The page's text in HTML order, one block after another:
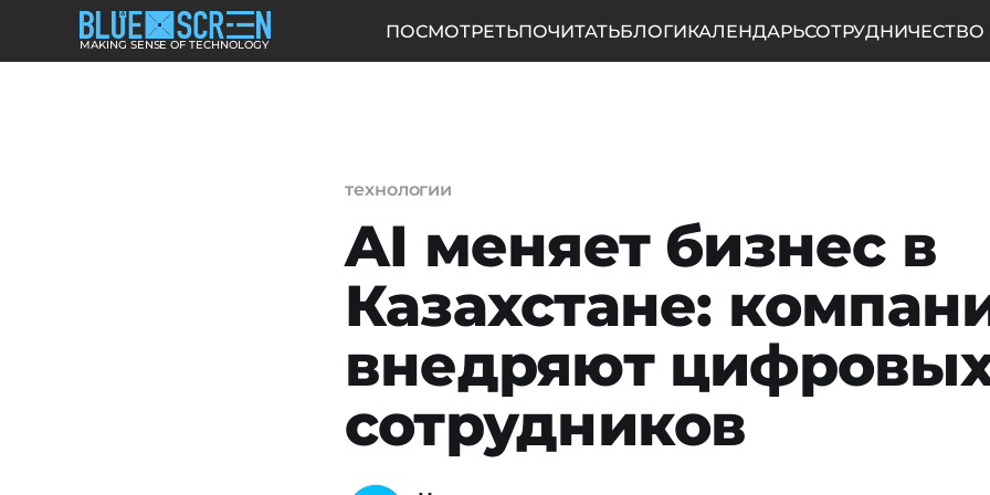
MAKING SENSE OF TECHNOLOGY
ПОСМОТРЕТЬПОЧИТАТЬБЛОГИКАЛЕНДАРЬСОТРУДНИЧЕСТВО
технологии
AI меняет бизнес в
Казахстане:
внедряют
сотрудников